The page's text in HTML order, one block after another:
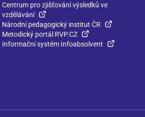
Centrum pro zjišťování výsledků ve
vzdělávání
Národní pedagogický institut ČR
Metodický portál RVP.CZ
Informační systém Infoabsolvent